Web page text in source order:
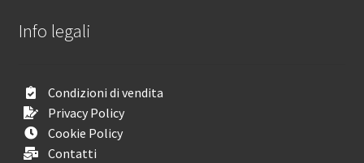
Info legali
Condizioni di vendita
Privacy Policy
Cookie Policy
Contatti